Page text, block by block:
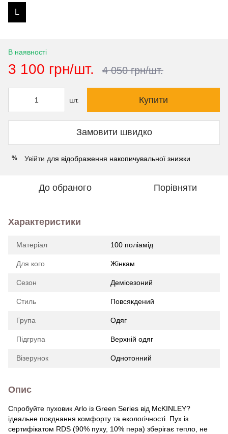
L
В наявності
3 100 грн/шт. 4 050 грн/шт.
шт. Купити
Замовити швидко
% Увійти для відображення накопичувальної знижки
До обраного Порівняти
Характеристики
Матеріал 100 поліамід
Для кого Жінкам
Сезон Демісезоний
Стиль Повсякдений
Група Одяг
Підгрупа Верхній одяг
Візерунок Однотонний
Опис
Спробуйте пуховик Arlo із Green Series від McKINLEY?
ідеальне поєднання комфорту та екологічності. Пух із
сертифікатом RDS (90% пуху, 10% пера) зберігає тепло, не